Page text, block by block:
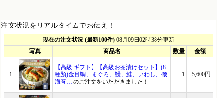
注文状況をリアルタイムでお伝え！